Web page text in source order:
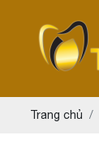
Trang chủ